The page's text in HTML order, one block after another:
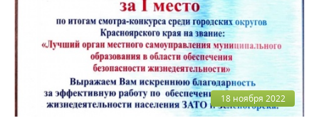
18 ноября 2022